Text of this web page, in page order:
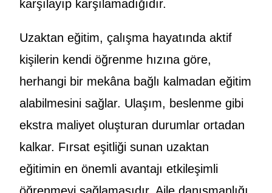
karşılayıp karşılamadığıdır.
Uzaktan eğitim, çalışma hayatında aktif
kişilerin kendi öğrenme hızına göre,
herhangi bir mekâna bağlı kalmadan eğitim
alabilmesini sağlar. Ulaşım, beslenme gibi
ekstra maliyet oluşturan durumlar ortadan
kalkar. Fırsat eşitliği sunan uzaktan
eğitimin en önemli avantajı etkileşimli